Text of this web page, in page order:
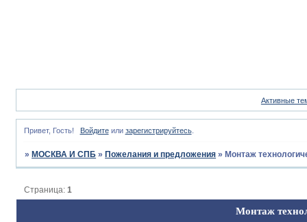
Активные
Привет, Гость! Войдитеили зарегистрируйтесь.
» МОСКВА И СПБ » Пожелания и предложения » Монтаж
Монтаж
Страница:1